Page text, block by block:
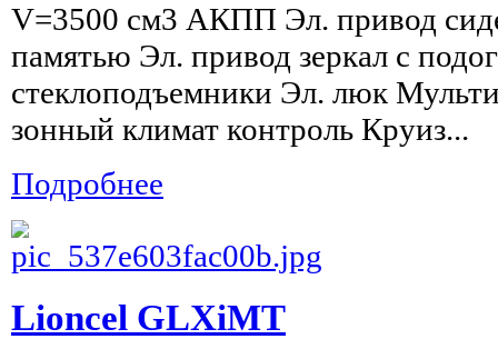
V=3500 см3 АКПП Эл. привод
памятью Эл. привод зеркал с
стеклоподъемники Эл. люк
зонный климат контроль Круиз...
Подробнее
Lioncel GLXiMT